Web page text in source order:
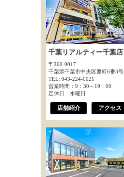
千葉リアルティー千葉店
〒260-0017
千葉県千葉市中央区要町6番3号
TEL: 043-224-0021
営業時間：9：30～19：00
定休日：水曜日
店舗紹介 アクセス